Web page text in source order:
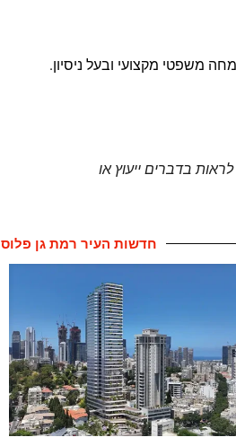
משפטי מקצועי ובעל ניסיון.
בדברים ייעוץ או
חדשות העיר רמת גן פלוס